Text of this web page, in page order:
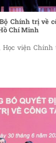
Chính trị về
Chí Minh
Học viện